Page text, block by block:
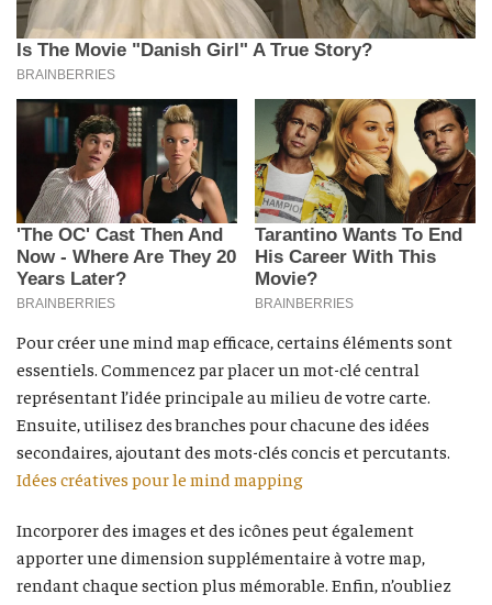
Pour créer une mind map efficace, certains éléments sont
essentiels. Commencez par placer un mot-clé central
représentant l’idée principale au milieu de votre carte.
Ensuite, utilisez des branches pour chacune des idées
secondaires, ajoutant des mots-clés concis et percutants.
Idées créatives pour le mind mapping
Incorporer des images et des icônes peut également
apporter une dimension supplémentaire à votre map,
rendant chaque section plus mémorable. Enfin, n’oubliez